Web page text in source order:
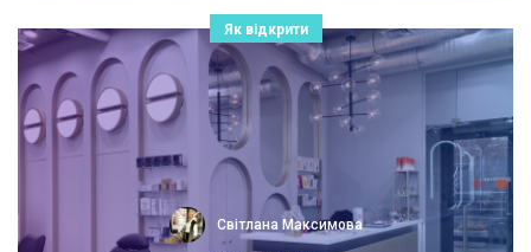
Як відкрити
Світлана Максимова